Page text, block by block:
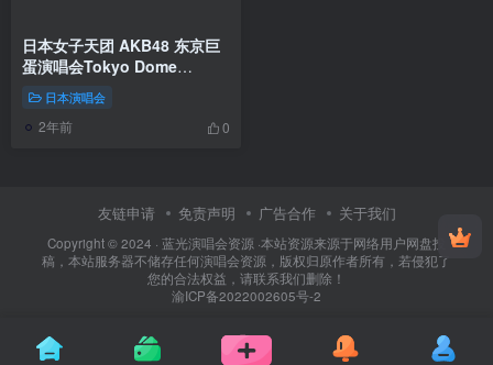
日本女子天团 AKB48 东京巨
蛋演唱会Tokyo Dome
2012《ISO 41.31G》
日本演唱会
2年前 0
友链申请 免责声明 广告合作 关于我们
Copyright © 2024 · 蓝光演唱会资源 ·本站资源来源于网络用户网盘投
稿，本站服务器不储存任何演唱会资源，版权归原作者所有，若侵犯了
您的合法权益，请联系我们删除！
渝ICP备2022002605号-2